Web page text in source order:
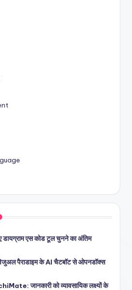
डायग्राम एस कोड टूल चुनने का अंतिम
पैराडाइम के AI चैटबॉट से ओपनडॉक्स
जानकारी को व्यावसायिक लक्ष्यों के